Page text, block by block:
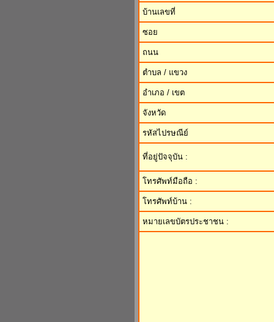
บ้านเลขที่
ซอย
ถนน
ตำบล / แขวง
อำเภอ / เขต
จังหวัด
รหัสไปรษณีย์
ที่อยู่ปัจจุบัน :
โทรศัพท์มือถือ :
โทรศัพท์บ้าน :
หมายเลขบัตรประชาชน :